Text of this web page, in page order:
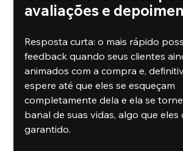
avaliações e
Resposta curta: o mais rápido
feedback quando seus clientes
animados com a compra e,
espere até que eles se esqueçam
completamente dela e ela se
banal de suas vidas, algo que eles
garantido.